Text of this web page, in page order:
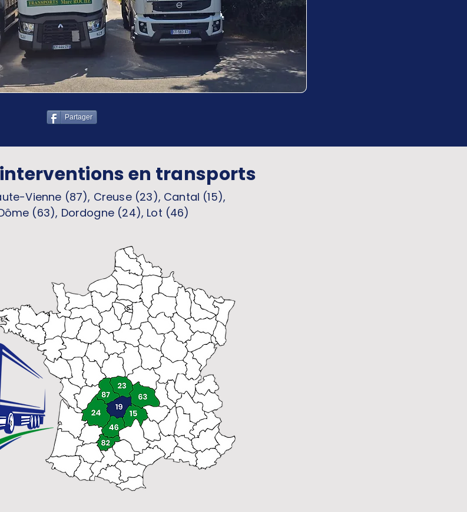
Partager
en transports
Vienne (87), Creuse (23), Cantal (15),
(63), Dordogne (24), Lot (46)